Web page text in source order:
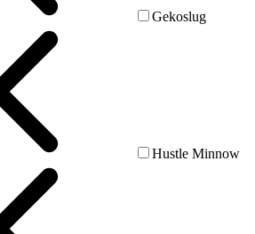
Gekoslug
Hustle Minnow